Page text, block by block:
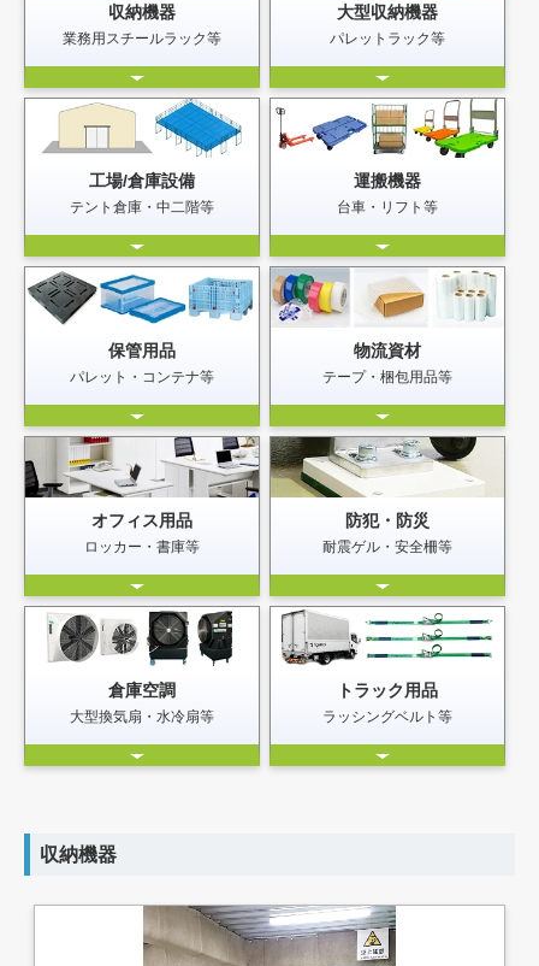
収納機器
業務用スチールラック等
大型収納機器
パレットラック等
工場/倉庫設備
テント倉庫・中二階等
運搬機器
台車・リフト等
保管用品
パレット・コンテナ等
物流資材
テープ・梱包用品等
オフィス用品
ロッカー・書庫等
防犯・防災
耐震ゲル・安全柵等
倉庫空調
大型換気扇・水冷扇等
トラック用品
ラッシングベルト等
収納機器